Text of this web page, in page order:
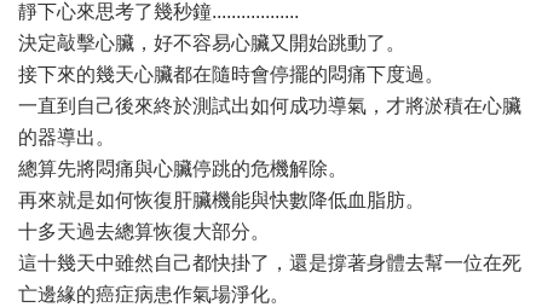
靜下心來思考了幾秒鐘..................
決定敲擊心臟，好不容易心臟又開始跳動了。
接下來的幾天心臟都在隨時會停擺的悶痛下度過。
一直到自己後來終於測試出如何成功導氣，才將淤積在心臟
的器導出。
總算先將悶痛與心臟停跳的危機解除。
再來就是如何恢復肝臟機能與快數降低血脂肪。
十多天過去總算恢復大部分。
這十幾天中雖然自己都快掛了，還是撐著身體去幫一位在死
亡邊緣的癌症病患作氣場淨化。